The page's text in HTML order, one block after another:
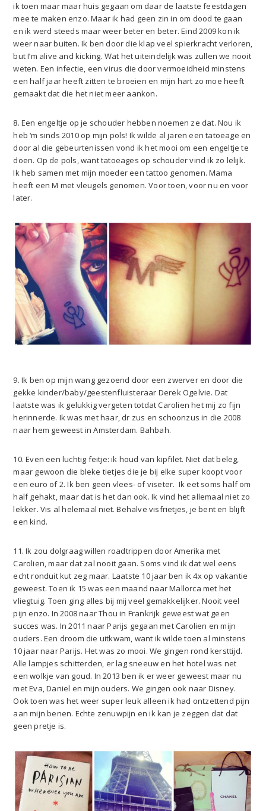
ik toen maar maar huis gegaan om daar de laatste feestdagen
mee te maken enzo. Maar ik had geen zin in om dood te gaan
en ik werd steeds maar weer beter en beter. Eind 2009 kon ik
weer naar buiten. Ik ben door die klap veel spierkracht verloren,
but I’m alive and kicking. Wat het uiteindelijk was zullen we nooit
weten. Een infectie, een virus die door vermoeidheid minstens
een half jaar heeft zitten te broeien en mijn hart zo moe heeft
gemaakt dat die het niet meer aankon.
8. Een engeltje op je schouder hebben noemen ze dat. Nou ik
heb ‘m sinds 2010 op mijn pols! Ik wilde al jaren een tatoeage en
door al die gebeurtenissen vond ik het mooi om een engeltje te
doen. Op de pols, want tatoeages op schouder vind ik zo lelijk.
Ik heb samen met mijn moeder een tattoo genomen. Mama
heeft een M met vleugels genomen. Voor toen, voor nu en voor
later.
9. Ik ben op mijn wang gezoend door een zwerver en door die
gekke kinder/baby/geestenfluisteraar Derek Ogelvie. Dat
laatste was ik gelukkig vergeten totdat Carolien het mij zo fijn
herinnerde. Ik was met haar, dr zus en schoonzus in die 2008
naar hem geweest in Amsterdam. Bahbah.
10. Even een luchtig feitje: ik houd van kipfilet. Niet dat beleg,
maar gewoon die bleke tietjes die je bij elke super koopt voor
een euro of 2. Ik ben geen vlees- of viseter. Ik eet soms half om
half gehakt, maar dat is het dan ook. Ik vind het allemaal niet zo
lekker. Vis al helemaal niet. Behalve visfrietjes, je bent en blijft
een kind.
11. Ik zou dolgraag willen roadtrippen door Amerika met
Carolien, maar dat zal nooit gaan. Soms vind ik dat wel eens
echt ronduit kut zeg maar. Laatste 10 jaar ben ik 4x op vakantie
geweest. Toen ik 15 was een maand naar Mallorca met het
vliegtuig. Toen ging alles bij mij veel gemakkelijker. Nooit veel
pijn enzo. In 2008 naar Thou in Frankrijk geweest wat geen
succes was. In 2011 naar Parijs gegaan met Carolien en mijn
ouders. Een droom die uitkwam, want ik wilde toen al minstens
10 jaar naar Parijs. Het was zo mooi. We gingen rond kersttijd.
Alle lampjes schitterden, er lag sneeuw en het hotel was net
een wolkje van goud. In 2013 ben ik er weer geweest maar nu
met Eva, Daniel en mijn ouders. We gingen ook naar Disney.
Ook toen was het weer super leuk alleen ik had ontzettend pijn
aan mijn benen. Echte zenuwpijn en ik kan je zeggen dat dat
geen pretje is.